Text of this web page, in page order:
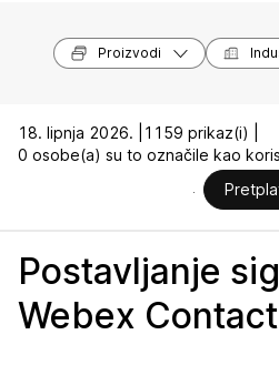
Proizvodi
18. lipnja 2026. |
1159 prikaz(i) |
0 osobe(a) su to označile kao
Postavljanje
Webex